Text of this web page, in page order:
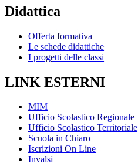
Didattica
Offerta formativa
Le schede didattiche
I progetti delle classi
LINK ESTERNI
MIM
Ufficio Scolastico Regionale
Ufficio Scolastico Territoriale
Scuola in Chiaro
Iscrizioni On Line
Invalsi